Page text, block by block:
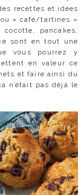
recettes et idées
« café/tartines »
pancakes,
sont en tout une
vous pourrez y
en valeur ce
et faire ainsi du
n’était pas déjà le